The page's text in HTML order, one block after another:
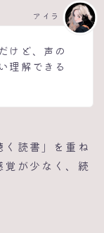
けど、声の
理解できる
アイラ
読書」を重ね
が少なく、続